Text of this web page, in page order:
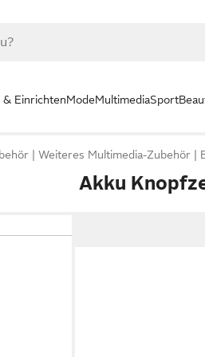
& EinrichtenModeMultimediaSport
Weiteres Multimedia-Zubehör
Akku